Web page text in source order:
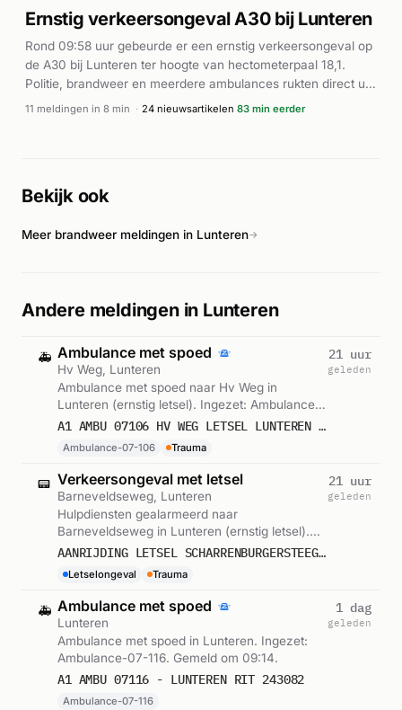
Er zijn geen gewonden gemeld bij het incident.
Ernstig verkeersongeval A30 bij Lunteren
Rond 09:58 uur gebeurde er een ernstig verkeersongeval op
de A30 bij Lunteren ter hoogte van hectometerpaal 18,1.
Politie, brandweer en meerdere ambulances rukten direct uit
met spoed. Volgens De Gelderlander en de Barneveldse
waarna de zaak onder controle kwam.
11 meldingen in 8 min · 24 nieuwsartikelen 83 min eerder
Bekijk ook
Meer brandweer meldingen in Lunteren→
Andere meldingen in Lunteren
🚑 Ambulance met spoed
Hv Weg, Lunteren
Ambulance met spoed naar Hv Weg in
Lunteren (ernstig letsel). Ingezet: Ambulance-
07-106. Gemeld om 10:57.
A1 AMBU 07106 HV WEG LETSEL LUNTEREN RIT 244217
Ambulance-07-106 Trauma
21 uur
geleden
📟 Verkeersongeval met letsel
Barneveldseweg, Lunteren
Hulpdiensten gealarmeerd naar
Barneveldseweg in Lunteren (ernstig letsel).
Gemeld om 10:56.
AANRIJDING LETSEL SCHARRENBURGERSTEEG BARNEVELDSEWEG LUNTEREN 601008
Letselongeval Trauma
21 uur
geleden
🚑 Ambulance met spoed
Lunteren
Ambulance met spoed in Lunteren. Ingezet:
Ambulance-07-116. Gemeld om 09:14.
A1 AMBU 07116 - LUNTEREN RIT 243082
Ambulance-07-116
1 dag
geleden